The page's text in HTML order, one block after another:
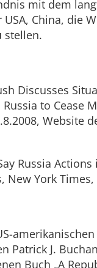
mit dem
China, die
stellen.
Discusses
Russia to Cease
Website
Russia Actions
New York Times,
amerikanischen
Patrick J.
Buch „A